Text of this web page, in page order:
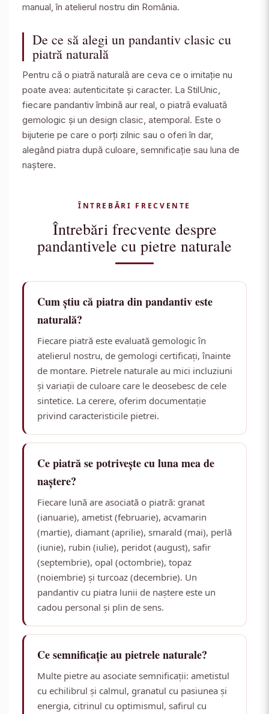
manual, în atelierul nostru din România.
De ce să alegi un pandantiv clasic cu
piatră naturală
Pentru că o piatră naturală are ceva ce o imitație nu
poate avea: autenticitate și caracter. La StilUnic,
fiecare pandantiv îmbină aur real, o piatră evaluată
gemologic și un design clasic, atemporal. Este o
bijuterie pe care o porți zilnic sau o oferi în dar,
alegând piatra după culoare, semnificație sau luna de
naștere.
ÎNTREBĂRI FRECVENTE
Întrebări frecvente despre
pandantivele cu pietre naturale
Cum știu că piatra din pandantiv este
naturală?
Fiecare piatră este evaluată gemologic în
atelierul nostru, de gemologi certificați, înainte
de montare. Pietrele naturale au mici incluziuni
și variații de culoare care le deosebesc de cele
sintetice. La cerere, oferim documentație
privind caracteristicile pietrei.
Ce piatră se potrivește cu luna mea de
naștere?
Fiecare lună are asociată o piatră: granat
(ianuarie), ametist (februarie), acvamarin
(martie), diamant (aprilie), smarald (mai), perlă
(iunie), rubin (iulie), peridot (august), safir
(septembrie), opal (octombrie), topaz
(noiembrie) și turcoaz (decembrie). Un
pandantiv cu piatra lunii de naștere este un
cadou personal și plin de sens.
Ce semnificație au pietrele naturale?
Multe pietre au asociate semnificații: ametistul
cu echilibrul și calmul, granatul cu pasiunea și
energia, citrinul cu optimismul, safirul cu